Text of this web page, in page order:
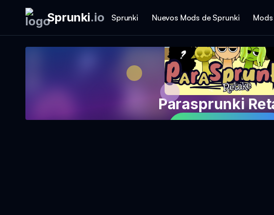
Sprunki.io Sprunki Nuevos Mods de Sprunki
Parasprunki